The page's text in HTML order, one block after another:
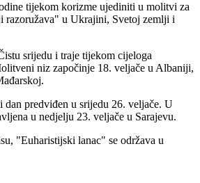
tijekom korizme ujediniti u molitvi za
razoružava" u Ukrajini, Svetoj zemlji i
srijedu i traje tijekom cijeloga
niz započinje 18. veljače u Albaniji,
predviđen u srijedu 26. veljače. U
u nedjelju 23. veljače u Sarajevu.
"Euharistijski lanac" se održava u